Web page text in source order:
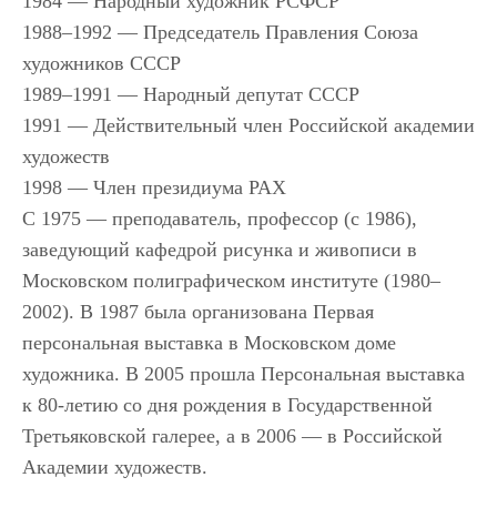
1988–1992 — Председатель Правления Союза
художников СССР
1989–1991 — Народный депутат СССР
1991 — Действительный член Российской академии
художеств
1998 — Член президиума РАХ
С 1975 — преподаватель, профессор (с 1986),
заведующий кафедрой рисунка и живописи в
Московском полиграфическом институте (1980–
2002). В 1987 была организована Первая
персональная выставка в Московском доме
художника. В 2005 прошла Персональная выставка
к 80-летию со дня рождения в Государственной
Третьяковской галерее, а в 2006 — в Российской
Академии художеств.